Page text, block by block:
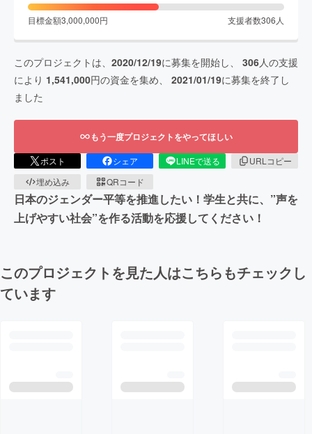
目標金額3,000,000円 支援者数306 人
このプロジェクトは、 2020/12/19に募集を開始し、 306人の支援
により 1,541,000円の資金を集め、 2021/01/19に募集を終了し
ました
もう一度プロジェクトをやってほしい
ポスト シェア LINEで送る
URLコピー
埋め込み
QRコード
日本のジェンダー平等を推進したい！学生と共に、”声を
上げやすい社会”を作る活動を応援してください！
このプロジェクトを見た人はこちらもチェックし
ています